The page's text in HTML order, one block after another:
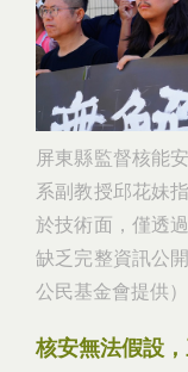
屏東縣監督核能
系副教授邱花妹
於技術面，僅透
缺乏完整資訊公
公民基金會提供）
核安無法假設